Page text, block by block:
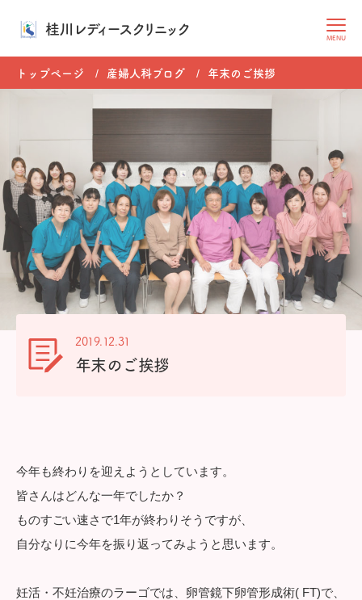
桂川レディースクリニック MENU
トップページ 産婦人科ブログ 年末のご挨拶
2019.12.31
年末のご挨拶
今年も終わりを迎えようとしています。
皆さんはどんな一年でしたか？
ものすごい速さで1年が終わりそうですが、
自分なりに今年を振り返ってみようと思います。
妊活・不妊治療のラーゴでは、卵管鏡下卵管形成術( FT)で、